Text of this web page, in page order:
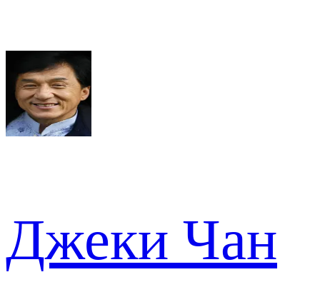
Джеки Чан